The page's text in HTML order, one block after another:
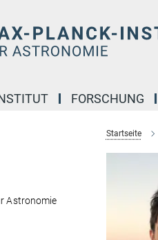
FORSCHUNG
Startseite
Astronomie